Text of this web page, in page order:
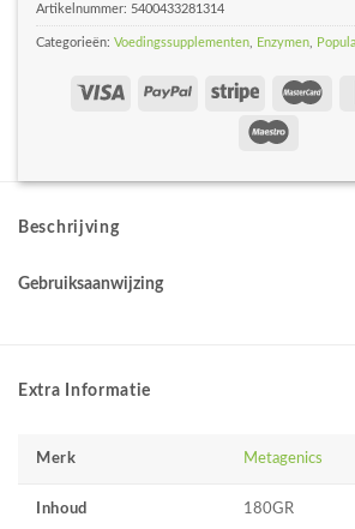
Artikelnummer: 5400433281314
Categorieën: Voedingssupplementen Enzymen
Beschrijving
Gebruiksaanwijzing
Extra Informatie
Merk Metagenics
Inhoud 180GR